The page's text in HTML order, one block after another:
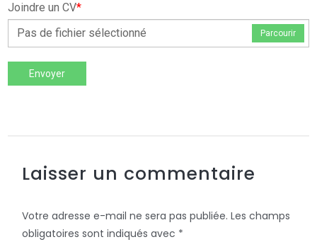
Joindre un CV*
Pas de fichier sélectionné
Parcourir
Envoyer
Laisser un commentaire
Votre adresse e-mail ne sera pas publiée. Les champs
obligatoires sont indiqués avec *